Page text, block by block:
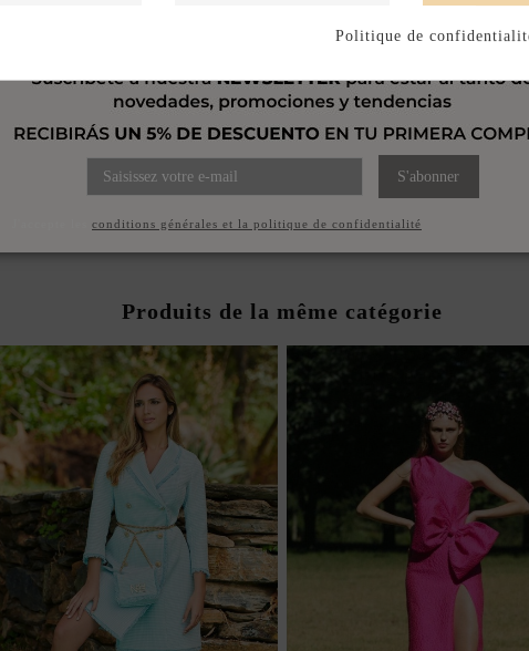
Produits de la même catégorie
S'abonner
conditions générales et la politique de confidentialité
Politique de